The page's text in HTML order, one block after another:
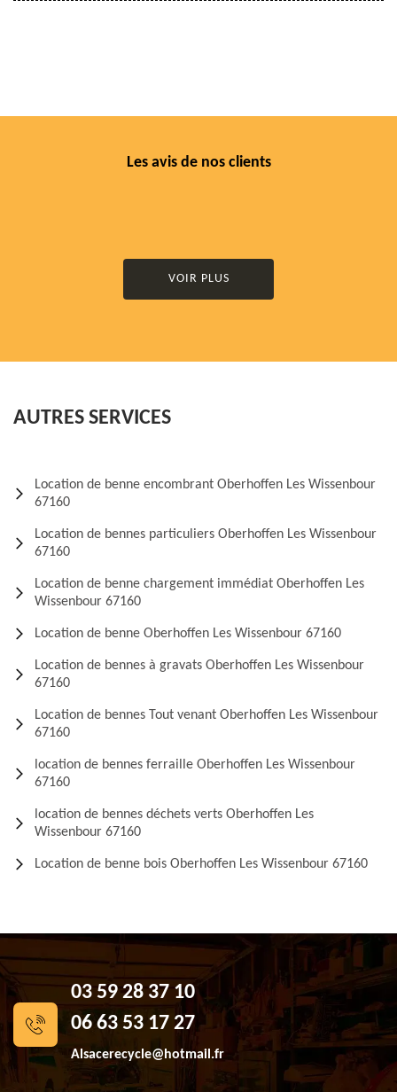
Les avis de nos clients
VOIR PLUS
AUTRES SERVICES
Location de benne encombrant Oberhoffen Les Wissenbour
67160
Location de bennes particuliers Oberhoffen Les Wissenbour
67160
Location de benne chargement immédiat Oberhoffen Les
Wissenbour 67160
Location de benne Oberhoffen Les Wissenbour 67160
Location de bennes à gravats Oberhoffen Les Wissenbour
67160
Location de bennes Tout venant Oberhoffen Les Wissenbour
67160
location de bennes ferraille Oberhoffen Les Wissenbour
67160
location de bennes déchets verts Oberhoffen Les
Wissenbour 67160
Location de benne bois Oberhoffen Les Wissenbour 67160
03 59 28 37 10
06 63 53 17 27
Alsacerecycle@hotmail.fr